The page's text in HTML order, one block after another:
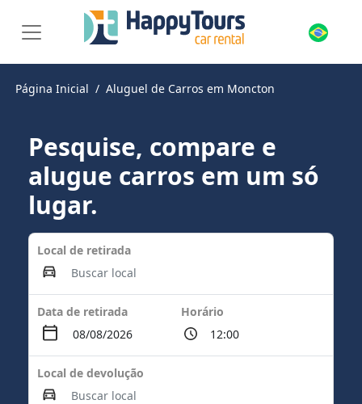
Página Inicial Aluguel de Carros em Moncton
Pesquise, compare e
alugue carros em um só
lugar.
Local de retirada
Data de retirada Horário
Local de devolução